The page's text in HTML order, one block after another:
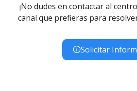
¡No dudes en contactar al
canal que prefieras para
Solicitar